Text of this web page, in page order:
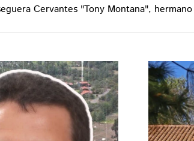
Cervantes "Tony Montana",